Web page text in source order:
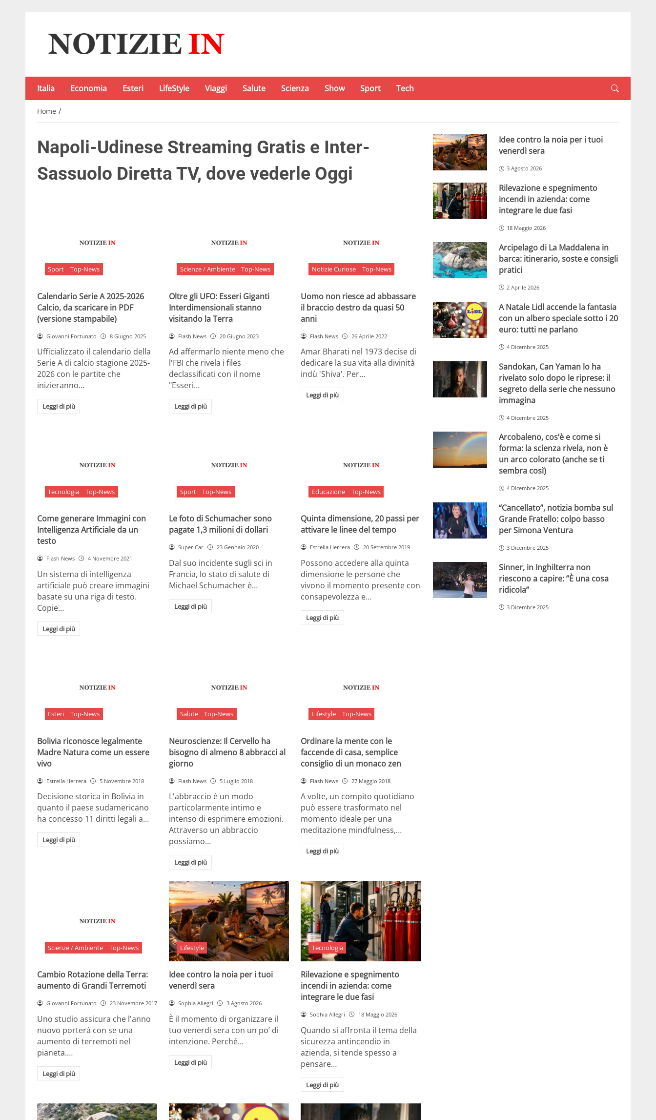
Italia Economia Esteri LifeStyle Viaggi Salute Scienza Show Sport Tech
Home /
Napoli-Udinese Streaming Gratis e Inter-
Sassuolo Diretta TV, dove vederle Oggi
Sport Top-News
Calendario Serie A 2025-2026
Calcio, da scaricare in PDF
(versione stampabile)
Giovanni Fortunato 8 Giugno 2025
Ufficializzato il calendario della
Serie A di calcio stagione 2025-
2026 con le partite che
inizieranno…
Leggi di più
Scienze / Ambiente Top-News
Oltre gli UFO: Esseri Giganti
Interdimensionali stanno
visitando la Terra
Flash News 20 Giugno 2023
Ad affermarlo niente meno che
l'FBI che rivela i files
declassificati con il nome
"Esseri…
Leggi di più
Notizie Curiose Top-News
Uomo non riesce ad abbassare
il braccio destro da quasi 50
anni
Flash News 26 Aprile 2022
Amar Bharati nel 1973 decise di
dedicare la sua vita alla divinità
indù 'Shiva'. Per…
Leggi di più
Tecnologia Top-News
Come generare Immagini con
Intelligenza Artificiale da un
testo
Flash News 4 Novembre 2021
Un sistema di intelligenza
artificiale può creare immagini
basate su una riga di testo.
Copie…
Leggi di più
Sport Top-News
Le foto di Schumacher sono
pagate 1,3 milioni di dollari
Super Car 23 Gennaio 2020
Dal suo incidente sugli sci in
Francia, lo stato di salute di
Michael Schumacher è…
Leggi di più
Educazione Top-News
Quinta dimensione, 20 passi per
attivare le linee del tempo
Estrella Herrera 20 Settembre 2019
Possono accedere alla quinta
dimensione le persone che
vivono il momento presente con
consapevolezza e…
Leggi di più
Esteri Top-News
Bolivia riconosce legalmente
Madre Natura come un essere
vivo
Estrella Herrera 5 Novembre 2018
Decisione storica in Bolivia in
quanto il paese sudamericano
ha concesso 11 diritti legali a…
Leggi di più
Salute Top-News
Neuroscienze: Il Cervello ha
bisogno di almeno 8 abbracci al
giorno
Flash News 5 Luglio 2018
L'abbraccio è un modo
particolarmente intimo e
intenso di esprimere emozioni.
Attraverso un abbraccio
possiamo…
Leggi di più
Lifestyle Top-News
Ordinare la mente con le
faccende di casa, semplice
consiglio di un monaco zen
Flash News 27 Maggio 2018
A volte, un compito quotidiano
può essere trasformato nel
momento ideale per una
meditazione mindfulness,…
Leggi di più
Scienze / Ambiente Top-News
Cambio Rotazione della Terra:
aumento di Grandi Terremoti
Giovanni Fortunato 23 Novembre 2017
Uno studio assicura che l'anno
nuovo porterà con se una
aumento di terremoti nel
pianeta.…
Leggi di più
Lifestyle
Idee contro la noia per i tuoi
venerdì sera
Sophia Allegri 3 Agosto 2026
È il momento di organizzare il
tuo venerdì sera con un po’ di
intenzione. Perché…
Leggi di più
Tecnologia
Rilevazione e spegnimento
incendi in azienda: come
integrare le due fasi
Sophia Allegri 18 Maggio 2026
Quando si affronta il tema della
sicurezza antincendio in
azienda, si tende spesso a
pensare…
Leggi di più
Idee contro la noia per i tuoi
venerdì sera
3 Agosto 2026
Rilevazione e spegnimento
incendi in azienda: come
integrare le due fasi
18 Maggio 2026
Arcipelago di La Maddalena in
barca: itinerario, soste e consigli
pratici
2 Aprile 2026
A Natale Lidl accende la fantasia
con un albero speciale sotto i 20
euro: tutti ne parlano
4 Dicembre 2025
Sandokan, Can Yaman lo ha
rivelato solo dopo le riprese: il
segreto della serie che nessuno
immagina
4 Dicembre 2025
Arcobaleno, cos’è e come si
forma: la scienza rivela, non è
un arco colorato (anche se ti
sembra così)
4 Dicembre 2025
“Cancellato”, notizia bomba sul
Grande Fratello: colpo basso
per Simona Ventura
3 Dicembre 2025
Sinner, in Inghilterra non
riescono a capire: ”È una cosa
ridicola”
3 Dicembre 2025